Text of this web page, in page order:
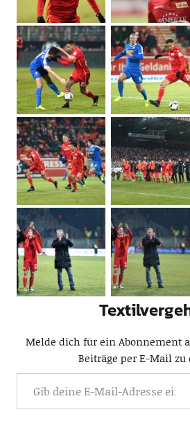
Melde dich für ein Abonnement
Beiträge per E-Mail